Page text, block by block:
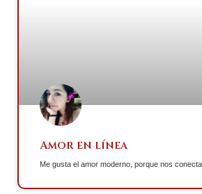
Amor en línea
Me gusta el amor moderno, porque nos